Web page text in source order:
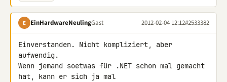
E EinHardwareNeulingGast 2012-02-04 12:12#2533382
Einverstanden. Nicht kompliziert, aber
aufwendig.
Wenn jemand soetwas für .NET schon mal gemacht
hat, kann er sich ja mal